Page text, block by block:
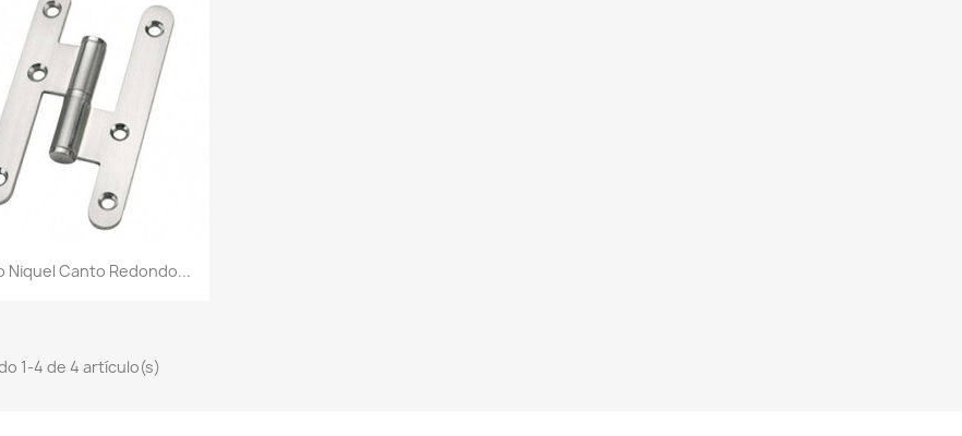
Vista rápida
Niquel Canto Redondo...
1-4 de 4 artículo(s)